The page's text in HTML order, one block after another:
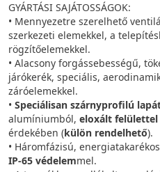
GYÁRTÁSI SAJÁTOSSÁGOK:
• Mennyezetre szerelhető
szerkezeti elemekkel, a
rögzítőelemekkel.
• Alacsony forgássebességű,
járókerék, speciális,
záróelemekkel.
• Speciálisan szárnyprofilú
alumíniumból, eloxált felülettel
érdekében (külön rendelhető).
• Háromfázisú,
IP-65 védelemmel.